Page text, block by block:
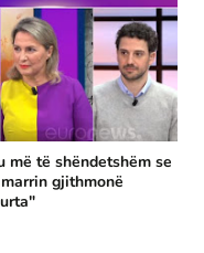
më të shëndetshëm se
gjithmonë